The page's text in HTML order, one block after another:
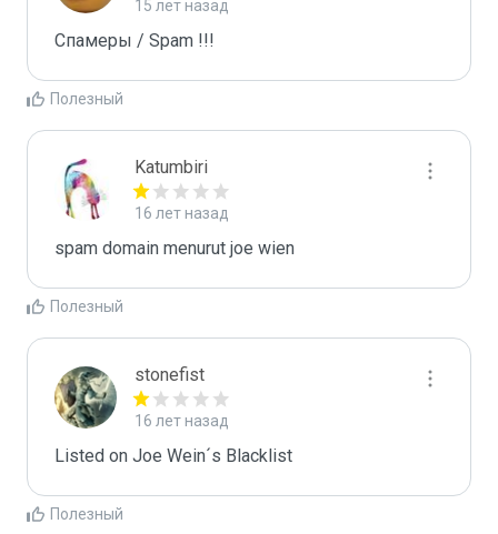
15 лет назад
Спамеры / Spam !!!
Полезный
Katumbiri
16 лет назад
spam domain menurut joe wien
Полезный
stonefist
16 лет назад
Listed on Joe Wein´s Blacklist
Полезный